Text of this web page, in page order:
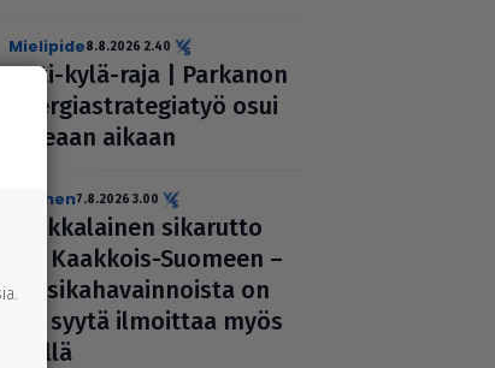
mielipide8.8.2026 2.40
Koti-kylä-raja | Parkanon
ener­gi­ast­ra­te­gi­a­työ osui
oikeaan aikaan
uutinen7.8.2026 3.00
Afrik­ka­lai­nen sikarutto
tuli Kaakkois-Suomeen –
vil­li­si­ka­ha­vain­noista on
nyt syytä ilmoittaa myös
täällä